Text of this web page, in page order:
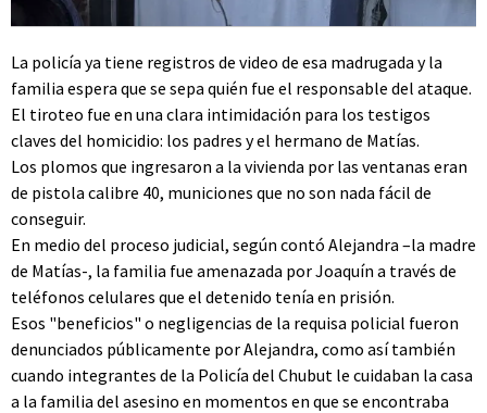
La policía ya tiene registros de video de esa madrugada y la
familia espera que se sepa quién fue el responsable del ataque.
El tiroteo fue en una clara intimidación para los testigos
claves del homicidio: los padres y el hermano de Matías.
Los plomos que ingresaron a la vivienda por las ventanas eran
de pistola calibre 40, municiones que no son nada fácil de
conseguir.
En medio del proceso judicial, según contó Alejandra –la madre
de Matías-, la familia fue amenazada por Joaquín a través de
teléfonos celulares que el detenido tenía en prisión.
Esos "beneficios" o negligencias de la requisa policial fueron
denunciados públicamente por Alejandra, como así también
cuando integrantes de la Policía del Chubut le cuidaban la casa
a la familia del asesino en momentos en que se encontraba